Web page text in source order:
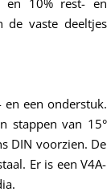
de vaste deeltjes
een onderstuk.
stappen van 15°
DIN voorzien. De
Er is een V4A-